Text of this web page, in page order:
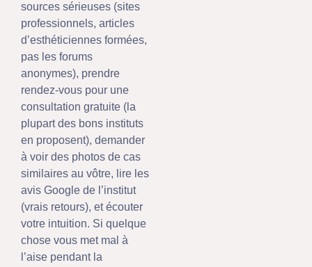
sources sérieuses (sites
professionnels, articles
d’esthéticiennes formées,
pas les forums
anonymes), prendre
rendez-vous pour une
consultation gratuite (la
plupart des bons instituts
en proposent), demander
à voir des photos de cas
similaires au vôtre, lire les
avis Google de l’institut
(vrais retours), et écouter
votre intuition. Si quelque
chose vous met mal à
l’aise pendant la